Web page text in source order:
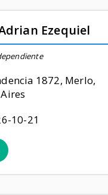
Ezequiel
1872, Merlo,
10-21